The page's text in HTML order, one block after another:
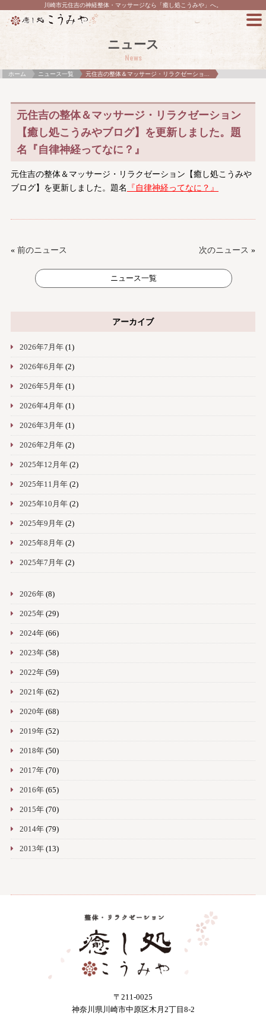
川崎市元住吉の神経整体・マッサージなら「癒し処こうみや」へ。
ニュース
News
ホーム ニュース一覧 元住吉の整体＆マッサージ・リラクゼーショ...
元住吉の整体＆マッサージ・リラクゼーション
【癒し処こうみやブログ】を更新しました。題
名『自律神経ってなに？』
元住吉の整体＆マッサージ・リラクゼーション【癒し処こうみや
ブログ】を更新しました。題名
『自律神経ってなに？』
« 前のニュース 次のニュース »
ニュース一覧
アーカイブ
2026年7月年(1)
2026年6月年(2)
2026年5月年(1)
2026年4月年(1)
2026年3月年(1)
2026年2月年(2)
2025年12月年(2)
2025年11月年(2)
2025年10月年(2)
2025年9月年(2)
2025年8月年(2)
2025年7月年(2)
2026年(8)
2025年(29)
2024年(66)
2023年(58)
2022年(59)
2021年(62)
2020年(68)
2019年(52)
2018年(50)
2017年(70)
2016年(65)
2015年(70)
2014年(79)
2013年(13)
〒211-0025
神奈川県川崎市中原区木月2丁目8-2